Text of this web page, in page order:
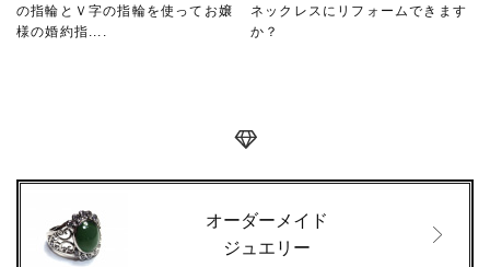
の指輪とＶ字の指輪を使ってお嬢
様の婚約指....
ネックレスにリフォームできます
か？
オーダーメイド
ジュエリー